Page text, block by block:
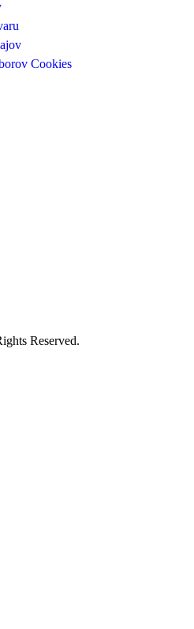
Cookies
Reserved.